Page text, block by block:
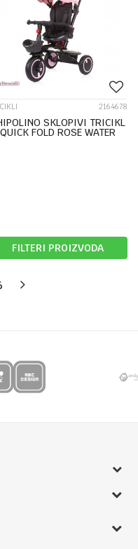
2164678
SKLOPIVI TRICIKL
QUICK FOLD ROSE WATER
FILTERI PROIZVODA